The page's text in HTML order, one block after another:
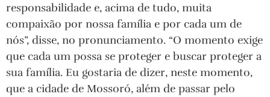
responsabilidade e, acima de tudo, muita
compaixão por nossa família e por cada um de
nós”, disse, no pronunciamento. “O momento exige
que cada um possa se proteger e buscar proteger a
sua família. Eu gostaria de dizer, neste momento,
que a cidade de Mossoró, além de passar pelo